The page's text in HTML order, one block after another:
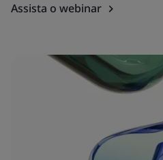
Assista o webinar